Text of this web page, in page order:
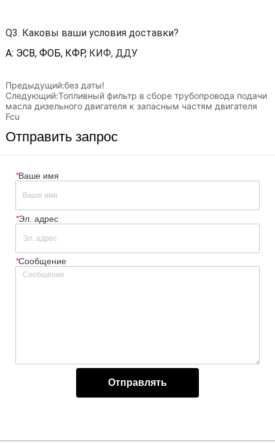
Предыдущий:без даты!
Следующий:Топливный фильтр в сборе трубопровода подачи
масла дизельного двигателя к запасным частям двигателя
Fcu
Отправить запрос
*Ваше имя
*Эл. адрес
*Сообщение
Отправлять